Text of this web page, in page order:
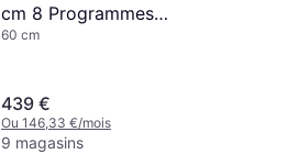
cm 8 Programmes
PowerClean Pro
60 cm
439 €
Ou 146,33 €/mois
9 magasins